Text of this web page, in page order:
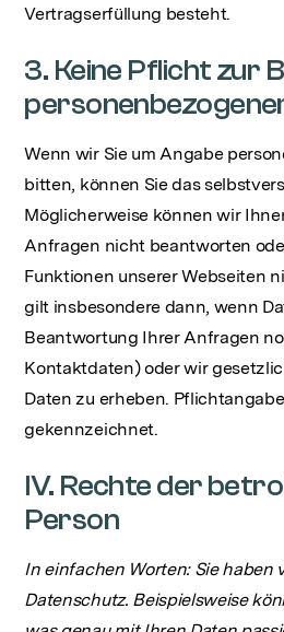
Vertragserfüllung besteht.
3. Keine Pflicht zur
Wenn wir Sie um Angabe
bitten, können Sie das
Möglicherweise können wir
Anfragen nicht beantworten
Funktionen unserer Webseiten
gilt insbesondere dann, wenn
Beantwortung Ihrer Anfragen
Kontaktdaten) oder wir
Daten zu erheben.
gekennzeichnet.
IV. Rechte der
Person
In einfachen Worten: Sie haben
Datenschutz. Beispielsweise